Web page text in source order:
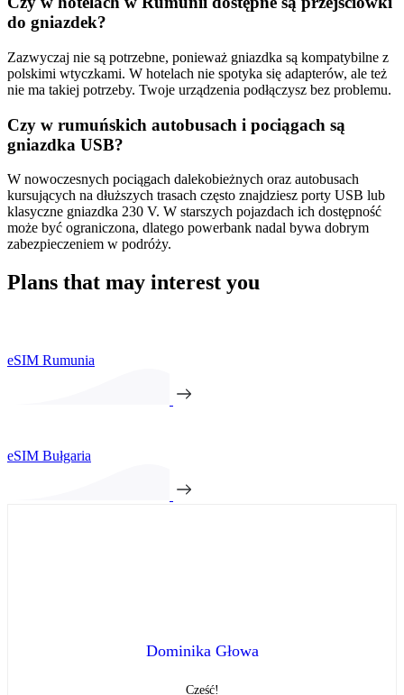
do gniazdek?
Zazwyczaj nie są potrzebne, ponieważ gniazdka są kompatybilne z
polskimi wtyczkami. W hotelach nie spotyka się adapterów, ale też
nie ma takiej potrzeby. Twoje urządzenia podłączysz bez problemu.
Czy w rumuńskich autobusach i pociągach są
gniazdka USB?
W nowoczesnych pociągach dalekobieżnych oraz autobusach
kursujących na dłuższych trasach często znajdziesz porty USB lub
klasyczne gniazdka 230 V. W starszych pojazdach ich dostępność
może być ograniczona, dlatego powerbank nadal bywa dobrym
zabezpieczeniem w podróży.
Plans that may interest you
eSIM Rumunia
eSIM Bułgaria
Dominika Głowa
Cześć!